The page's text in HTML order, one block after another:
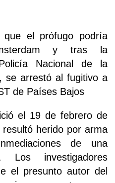
el prófugo podría
y tras la
Nacional de la
se arrestó al fugitivo a
de Países Bajos
el 19 de febrero de
herido por arma
de una
Los investigadores
el presunto autor del